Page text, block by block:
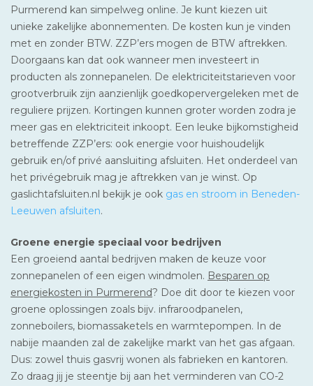
Purmerend kan simpelweg online. Je kunt kiezen uit
unieke zakelijke abonnementen. De kosten kun je vinden
met en zonder BTW. ZZP’ers mogen de BTW aftrekken.
Doorgaans kan dat ook wanneer men investeert in
producten als zonnepanelen. De elektriciteitstarieven voor
grootverbruik zijn aanzienlijk goedkopervergeleken met de
reguliere prijzen. Kortingen kunnen groter worden zodra je
meer gas en elektriciteit inkoopt. Een leuke bijkomstigheid
betreffende ZZP’ers: ook energie voor huishoudelijk
gebruik en/of privé aansluiting afsluiten. Het onderdeel van
het privégebruik mag je aftrekken van je winst. Op
gaslichtafsluiten.nl bekijk je ook gas en stroom in Beneden-
Leeuwen afsluiten.
Groene energie speciaal voor bedrijven
Een groeiend aantal bedrijven maken de keuze voor
zonnepanelen of een eigen windmolen. Besparen op
energiekosten in Purmerend? Doe dit door te kiezen voor
groene oplossingen zoals bijv. infraroodpanelen,
zonneboilers, biomassaketels en warmtepompen. In de
nabije maanden zal de zakelijke markt van het gas afgaan.
Dus: zowel thuis gasvrij wonen als fabrieken en kantoren.
Zo draag jij je steentje bij aan het verminderen van CO-2